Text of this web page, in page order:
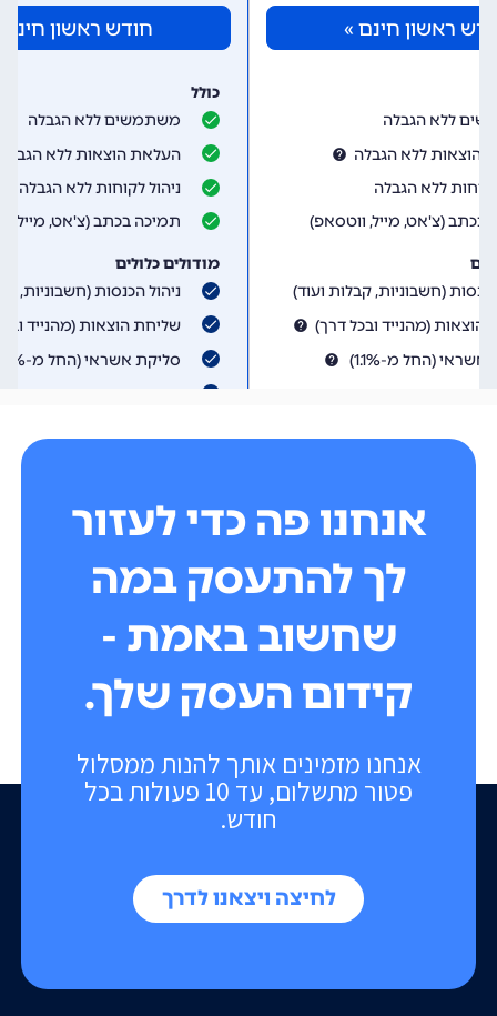
אנחנו מזמינים אותך להנות ממסלול
פטור מתשלום, עד 10 פעולות בכל
חודש.
לחיצה ויצאנו לדרך
אנחנו פה כדי לעזור
לך להתעסק במה
שחשוב באמת -
קידום העסק שלך.